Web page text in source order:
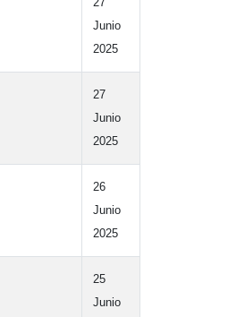
27
Junio
2025
27
Junio
2025
26
Junio
2025
25
Junio